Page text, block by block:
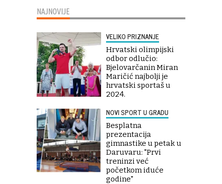
NAJNOVIJE
VELIKO PRIZNANJE
Hrvatski olimpijski
odbor odlučio:
Bjelovarčanin Miran
Maričić najbolji je
hrvatski sportaš u
2024.
NOVI SPORT U GRADU
Besplatna
prezentacija
gimnastike u petak u
Daruvaru: "Prvi
treninzi već
početkom iduće
godine"